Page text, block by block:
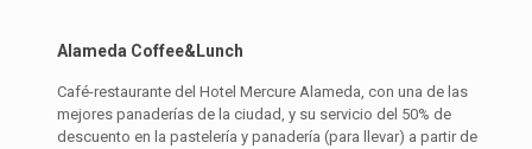
Alameda Coffee&Lunch
Café-restaurante del Hotel Mercure Alameda, con una de las
mejores panaderías de la ciudad, y su servicio del 50% de
descuento en la pastelería y panadería (para llevar) a partir de